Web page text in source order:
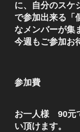
に、自分のスケ
で参加出来る
なメンバーが集
今週もご参加お
参加費
お一人様 90元
い頂けます。